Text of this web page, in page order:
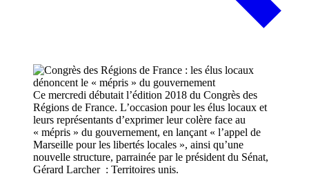
Ce mercredi débutait l’édition 2018 du Congrès des
Régions de France. L’occasion pour les élus locaux et
leurs représentants d’exprimer leur colère face au
« mépris » du gouvernement, en lançant « l’appel de
Marseille pour les libertés locales », ainsi qu’une
nouvelle structure, parrainée par le président du Sénat,
Gérard Larcher : Territoires unis.